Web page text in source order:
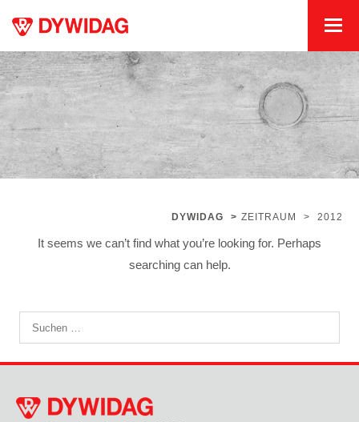
DYWIDAG > ZEITRAUM > 2012
It seems we can’t find what you’re looking for. Perhaps
searching can help.
nach: